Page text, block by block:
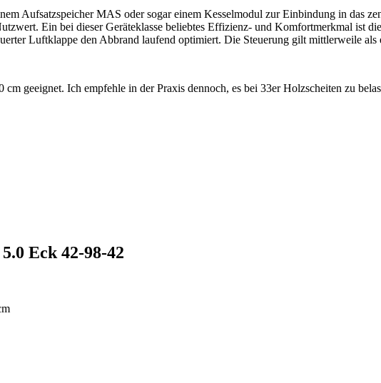
Aufsatzspeicher MAS oder sogar einem Kesselmodul zur Einbindung in das
Ein bei dieser Geräteklasse beliebtes Effizienz- und Komfortmerkmal ist
Luftklappe den Abbrand laufend optimiert. Die Steuerung gilt mittlerweile als
geeignet. Ich empfehle in der Praxis dennoch, es bei 33er Holzscheiten zu
Eck 42-98-42